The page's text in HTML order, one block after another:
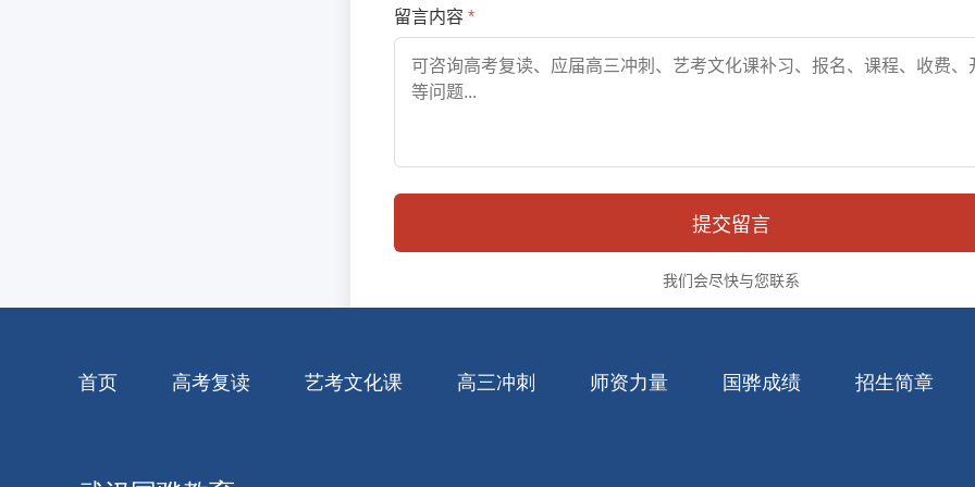
首页 高考复读 艺考文化课 高三冲刺 师资力量 国骅成绩 招生简章